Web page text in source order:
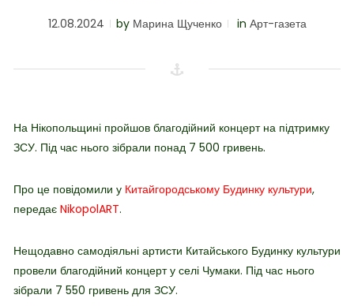
12.08.2024 by Марина Щученко in Арт-газета
На Нікопольщині пройшов благодійний концерт на підтримку
ЗСУ. Під час нього зібрали понад 7 500 гривень.
Про це повідомили у Китайгородському Будинку культури,
передає NikopolART.
Нещодавно самодіяльні артисти Китайського Будинку культури
провели благодійний концерт у селі Чумаки. Під час нього
зібрали 7 550 гривень для ЗСУ.